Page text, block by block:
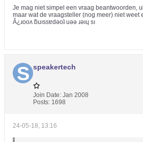
Je mag niet simpel een vraag beantwoorden,
maar wat de vraagsteller (nog meer) niet weet
Â¿ɹooʌ ƃuıssɐdǝoʇ uǝǝ ɹǝıɥ sı
speakertech
Join Date: Jan 2008
Posts: 1698
24-05-18, 13:16